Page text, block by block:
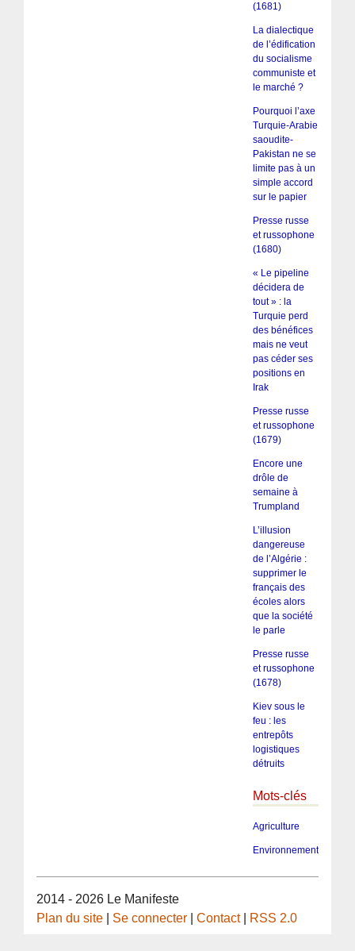
(1681)
La dialectique
de l’édification
du socialisme
communiste et
le marché ?
Pourquoi l’axe
Turquie-Arabie
saoudite-
Pakistan ne se
limite pas à un
simple accord
sur le papier
Presse russe
et russophone
(1680)
« Le pipeline
décidera de
tout » : la
Turquie perd
des bénéfices
mais ne veut
pas céder ses
positions en
Irak
Presse russe
et russophone
(1679)
Encore une
drôle de
semaine à
Trumpland
L’illusion
dangereuse
de l’Algérie :
supprimer le
français des
écoles alors
que la société
le parle
Presse russe
et russophone
(1678)
Kiev sous le
feu : les
entrepôts
logistiques
détruits
Mots-clés
Agriculture
Environnement
2014 - 2026 Le Manifeste
Plan du site
Se connecter |Contact| RSS 2.0